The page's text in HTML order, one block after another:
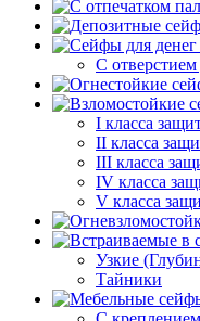
С отверстием
I класса
II класса
III класса
IV класса
V класса
Узкие
Тайники